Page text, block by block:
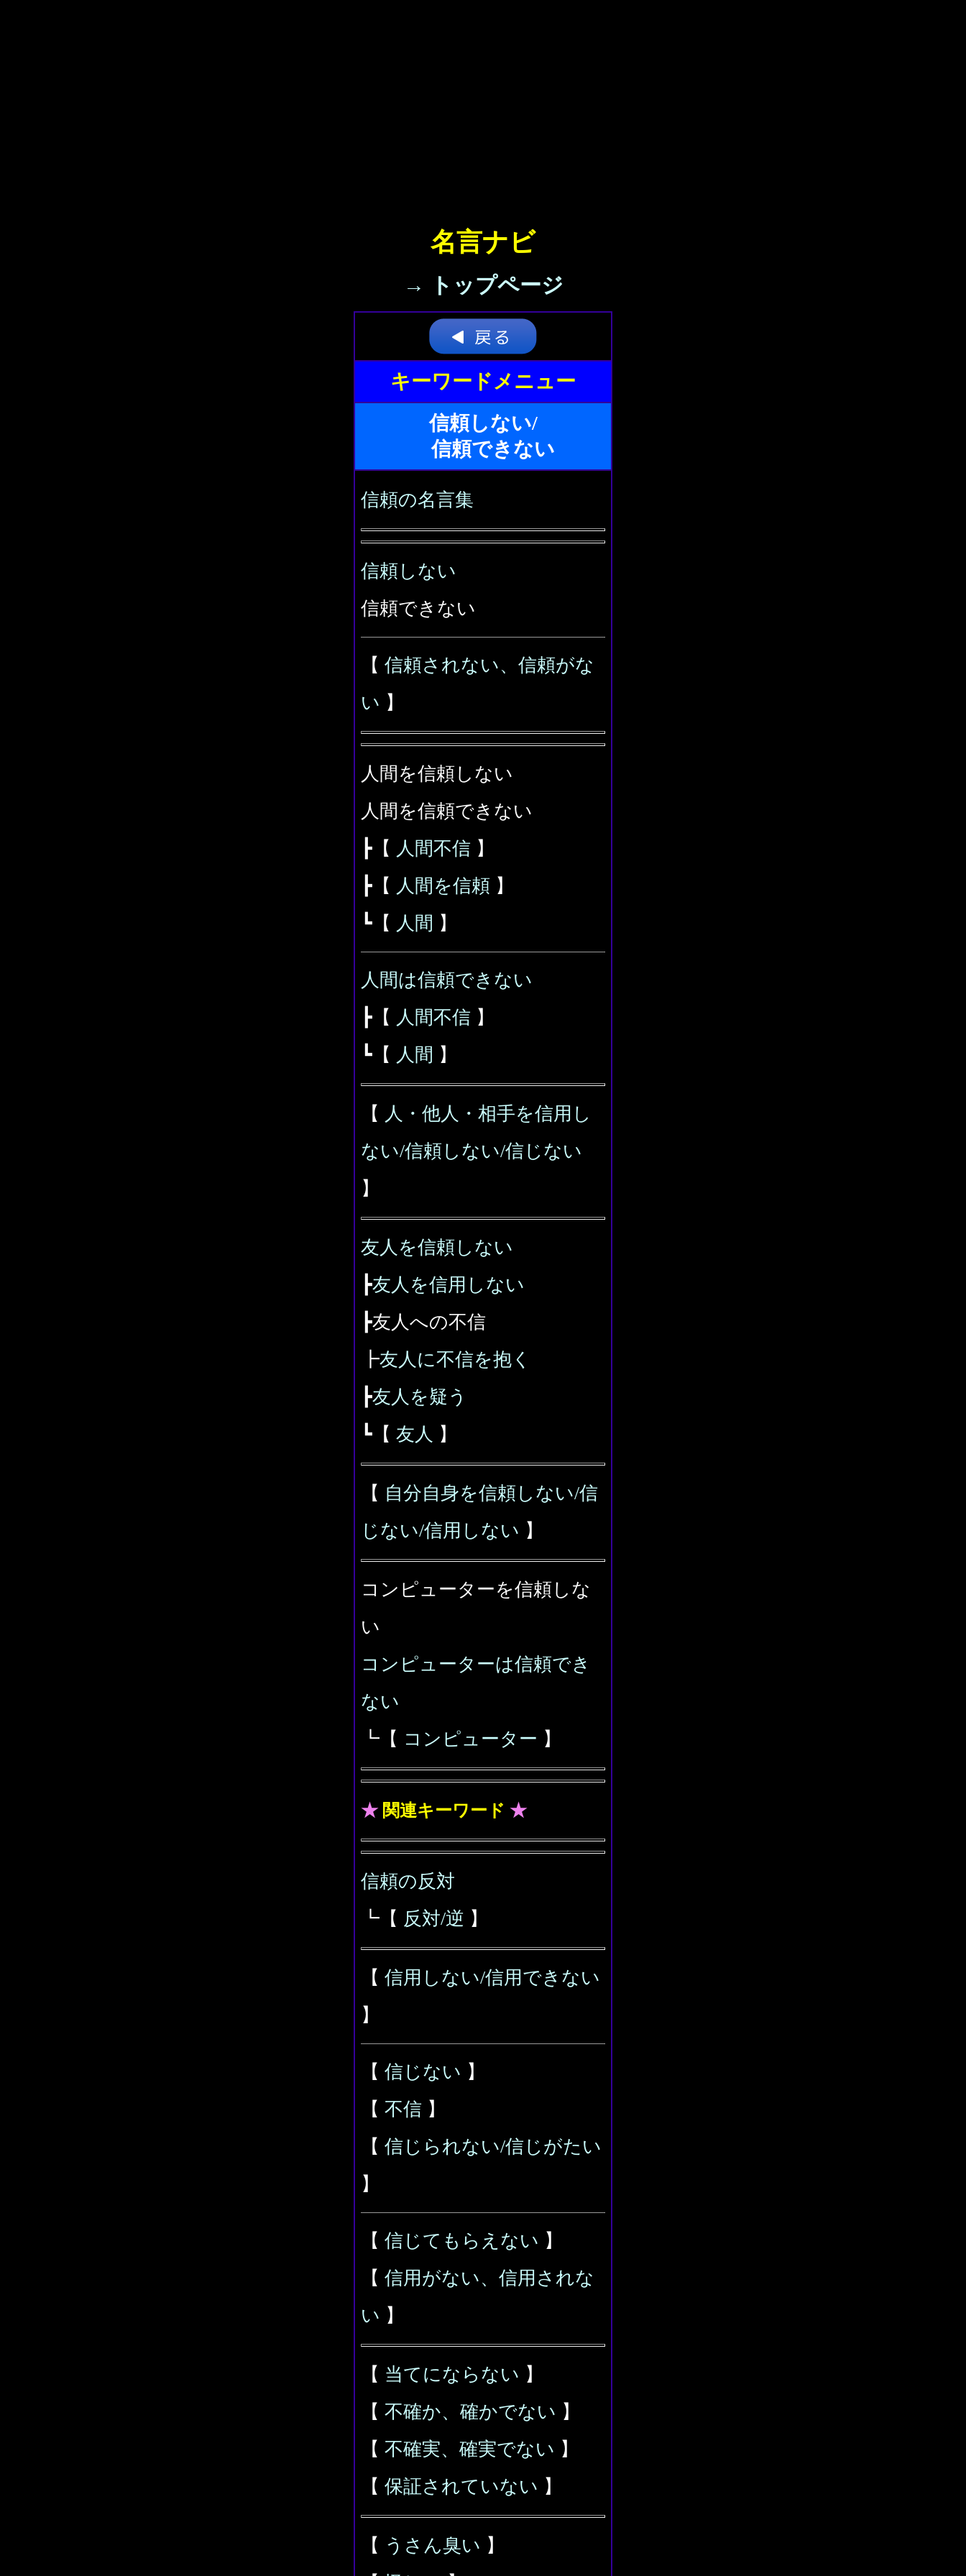
名言ナビ
→ トップページ
キーワードメニュー
信頼しない/
信頼できない
信頼の名言集
信頼しない
信頼できない
【 信頼されない、信頼がな
い 】
人間を信頼しない
人間を信頼できない
┣【 人間不信 】
┣【 人間を信頼 】
┗【 人間 】
人間は信頼できない
┣【 人間不信 】
┗【 人間 】
【 人・他人・相手を信用し
ない/信頼しない/信じない
】
友人を信頼しない
┣友人を信用しない
┣友人への不信
┣友人に不信を抱く
┣友人を疑う
┗【 友人 】
【 自分自身を信頼しない/信
じない/信用しない 】
コンピューターを信頼しな
い
コンピューターは信頼でき
ない
┗【 コンピューター 】
★ 関連キーワード ★
信頼の反対
┗【 反対/逆 】
【 信用しない/信用できない
】
【 信じない 】
【 不信 】
【 信じられない/信じがたい
】
【 信じてもらえない 】
【 信用がない、信用されな
い 】
【 当てにならない 】
【 不確か、確かでない 】
【 不確実、確実でない 】
【 保証されていない 】
【 うさん臭い 】